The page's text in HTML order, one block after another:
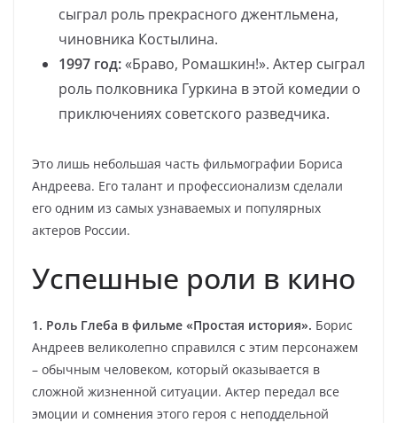
сыграл роль прекрасного джентльмена,
чиновника Костылина.
1997 год:«Браво, Ромашкин!». Актер сыграл
роль полковника Гуркина в этой комедии о
приключениях советского разведчика.
Это лишь небольшая часть фильмографии Бориса
Андреева. Его талант и профессионализм сделали
его одним из самых узнаваемых и популярных
актеров России.
Успешные роли в кино
1. Роль Глеба в фильме «Простая история». Борис
Андреев великолепно справился с этим персонажем
– обычным человеком, который оказывается в
сложной жизненной ситуации. Актер передал все
эмоции и сомнения этого героя с неподдельной